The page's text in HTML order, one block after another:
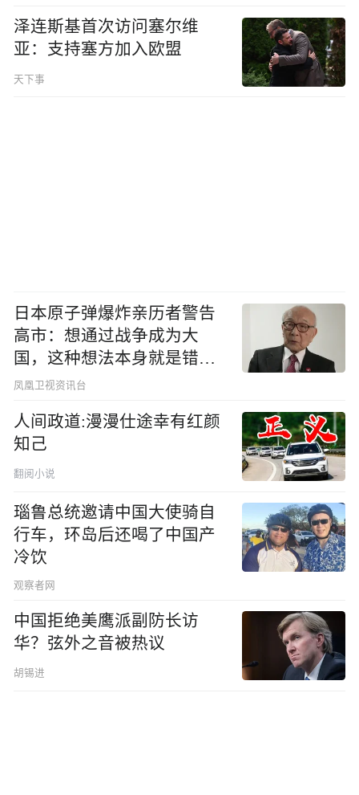
泽连斯基首次访问塞尔维
亚：支持塞方加入欧盟
天下事
日本原子弹爆炸亲历者警告
高市：想通过战争成为大
国，这种想法本身就是错误
的
凤凰卫视资讯台
人间政道:漫漫仕途幸有红颜
知己
翻阅小说
瑙鲁总统邀请中国大使骑自
行车，环岛后还喝了中国产
冷饮
观察者网
中国拒绝美鹰派副防长访
华？弦外之音被热议
胡锡进